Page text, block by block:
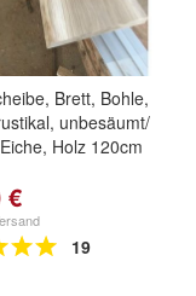
Brett, Bohle,
unbesäumt/
Holz 120cm
€
19